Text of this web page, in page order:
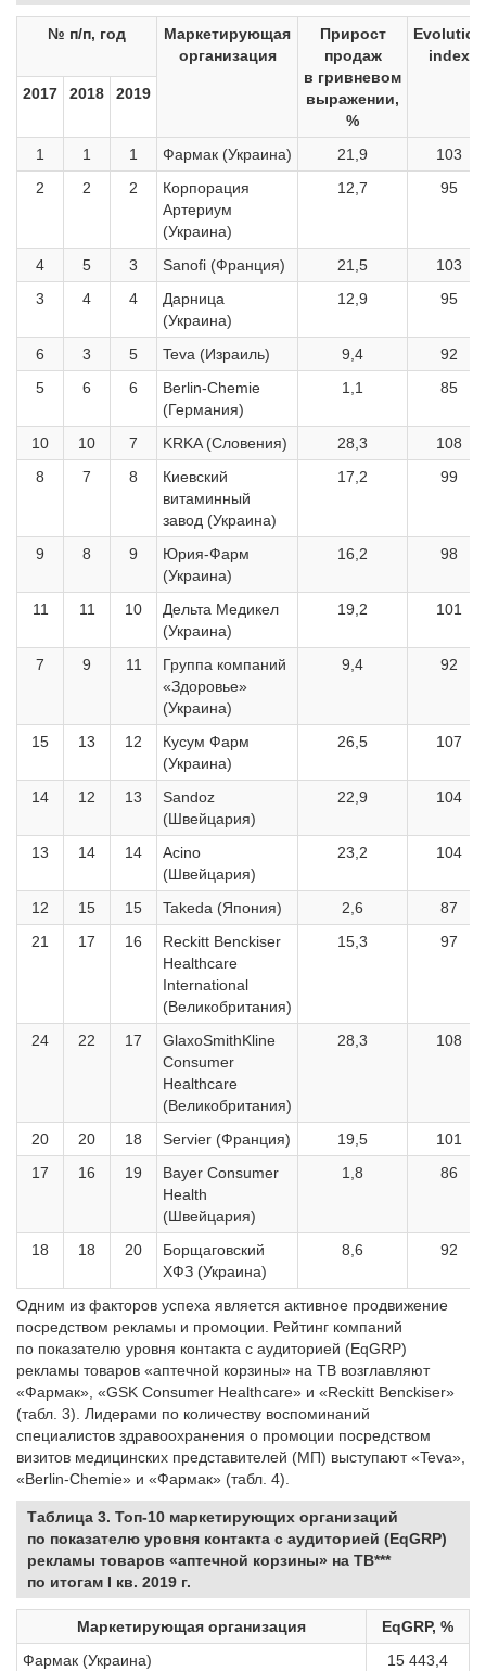
№ п/п, год
Маркетирующая
организация
Прирост
продаж
в гривневом
выражении,
%
Evolution
index
2017 2018 2019
1 1 1 Фармак (Украина) 21,9
103
2
2 2
Корпорация
Артериум
(Украина)
12,7 95
4 5 3 Sanofi (Франция) 21,5
103
3
4 4
Дарница
(Украина)
12,9 95
6 3 5 Teva (Израиль) 9,4
92
5
6 6
Berlin-Chemie
(Германия)
1,1 85
10 10 7 KRKA (Словения) 28,3
108
8
7 8
Киевский
витаминный
завод (Украина)
17,2 99
9 8 9
Юрия-Фарм
(Украина)
16,2 98
11 11 10
Дельта Медикел
(Украина)
19,2 101
7 9 11
Группа компаний
«Здоровье»
(Украина)
9,4 92
15 13 12
Кусум Фарм
(Украина)
26,5 107
14 12 13
Sandoz
(Швейцария)
22,9 104
13 14 14
Acino
(Швейцария)
23,2 104
12 15 15 Takeda (Япония) 2,6
87
21
17 16
Reckitt Benckiser
Healthcare
International
(Великобритания)
15,3 97
24 22 17
GlaxoSmithKline
Consumer
Healthcare
(Великобритания)
28,3 108
20 20 18 Servier (Франция) 19,5
101
17
16 19
Bayer Consumer
Health
(Швейцария)
1,8 86
18 18 20
Борщаговский
ХФЗ (Украина)
8,6 92
Одним из факторов успеха является активное продвижение
посредством рекламы и промоции. Рейтинг компаний
по показателю уровня контакта с аудиторией (EqGRP)
рекламы товаров «аптечной корзины» на ТВ возглавляют
«Фармак», «GSK Consumer Healthcare» и «Reckitt Benckiser»
(табл. 3). Лидерами по количеству воспоминаний
специалистов здравоохранения о промоции посредством
визитов медицинских представителей (МП) выступают «Teva»,
«Berlin-Chemie» и «Фармак» (табл. 4).
Таблица 3. Топ-10 маркетирующих организаций
по показателю уровня контакта с аудиторией (EqGRP)
рекламы товаров «аптечной корзины» на ТВ***
по итогам I кв. 2019 г.
Маркетирующая организация
EqGRP, %
Фармак (Украина)
15 443,4